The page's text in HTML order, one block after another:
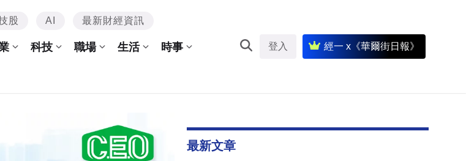
股 AI 最新財經資訊
科技 職場 生活 時事 登入 經一 x《華爾街日報》
最新文章